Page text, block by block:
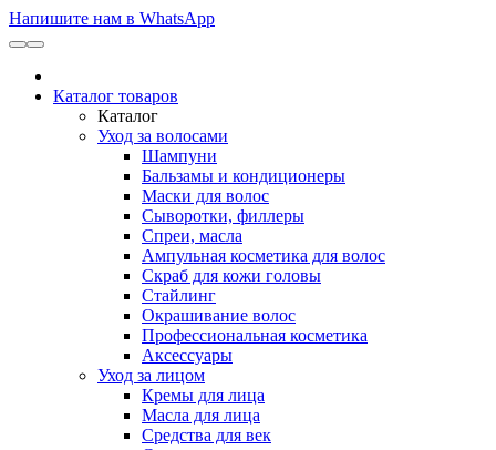
Напишите нам в WhatsApp
Каталог товаров
Каталог
Уход за волосами
Шампуни
Бальзамы и кондиционеры
Маски для волос
Сыворотки, филлеры
Спреи, масла
Ампульная косметика для волос
Скраб для кожи головы
Стайлинг
Окрашивание волос
Профессиональная косметика
Аксессуары
Уход за лицом
Кремы для лица
Масла для лица
Средства для век